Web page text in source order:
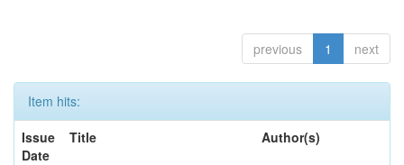
previous 1 next
Item hits:
Issue
Date
Title Author(s)